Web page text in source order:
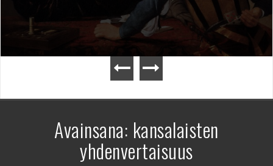
Avainsana: kansalaisten
yhdenvertaisuus